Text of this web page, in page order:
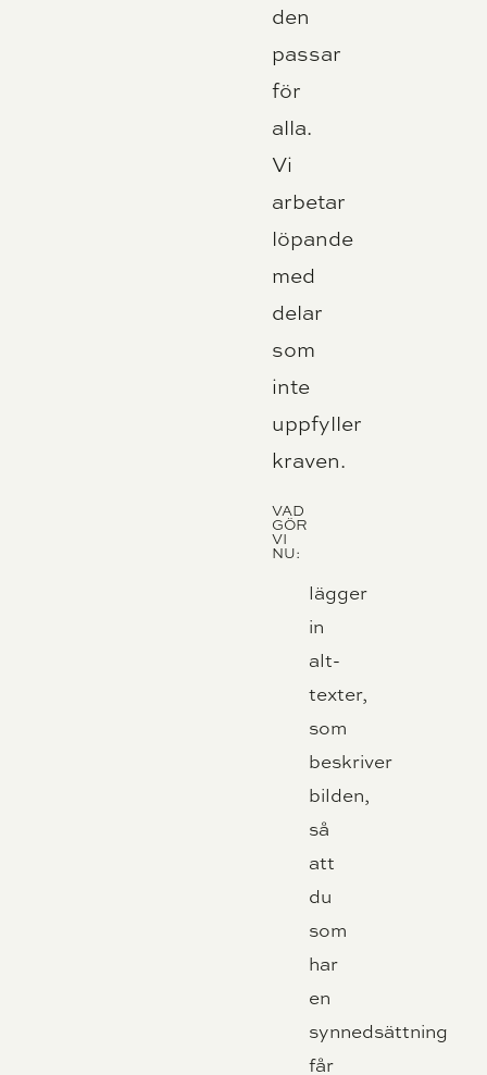
den
passar
för
alla.
Vi
arbetar
löpande
med
delar
som
inte
uppfyller
kraven.
VAD
GÖR
VI
NU:
lägger
in
alt-
texter,
som
beskriver
bilden,
så
att
du
som
har
en
synnedsättning
får